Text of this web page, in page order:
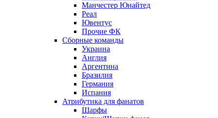
Манчестер Юнайтед
Реал
Ювентус
Прочие ФК
Сборные команды
Украина
Англия
Аргентина
Бразилия
Германия
Испания
Атрибутика для фанатов
Шарфы